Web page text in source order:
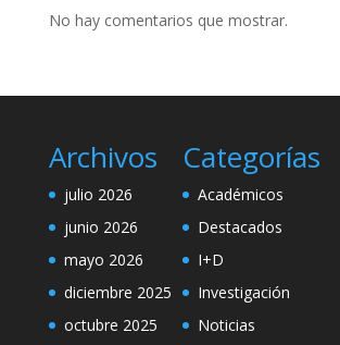
No hay comentarios que mostrar.
Archivos
julio 2026
junio 2026
mayo 2026
diciembre 2025
octubre 2025
Categorías
Académicos
Destacados
I+D
Investigación
Noticias